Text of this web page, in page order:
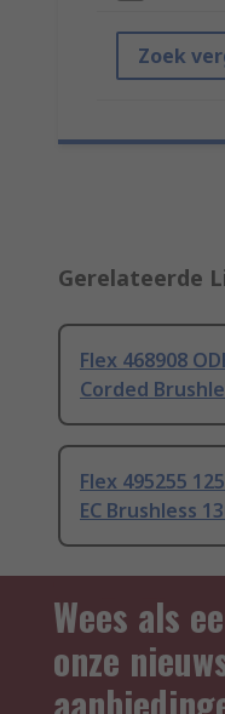
Zoek
Gerelateerde
Flex 468908
Corded
Flex 495255
EC Brushless
Wees als
onze